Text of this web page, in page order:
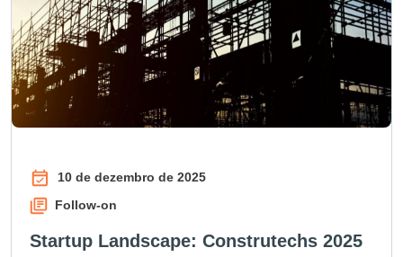
10 de dezembro de 2025
Follow-on
Startup Landscape: Construtechs 2025